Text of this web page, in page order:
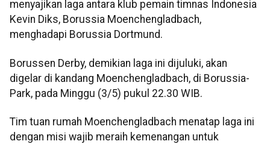
menyajikan laga antara klub pemain timnas Indonesia
Kevin Diks, Borussia Moenchengladbach,
menghadapi Borussia Dortmund.
Borussen Derby, demikian laga ini dijuluki, akan
digelar di kandang Moenchengladbach, di Borussia-
Park, pada Minggu (3/5) pukul 22.30 WIB.
Tim tuan rumah Moenchengladbach menatap laga ini
dengan misi wajib meraih kemenangan untuk